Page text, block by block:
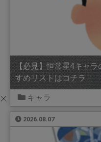
【必見】恒常星4キャ
すめリストはコチラ
キャラ
2026.08.07